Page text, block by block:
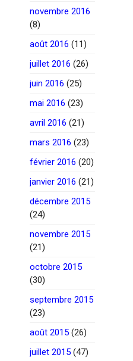
novembre 2016
(8)
août 2016 (11)
juillet 2016 (26)
juin 2016 (25)
mai 2016 (23)
avril 2016 (21)
mars 2016 (23)
février 2016 (20)
janvier 2016 (21)
décembre 2015
(24)
novembre 2015
(21)
octobre 2015
(30)
septembre 2015
(23)
août 2015 (26)
juillet 2015 (47)